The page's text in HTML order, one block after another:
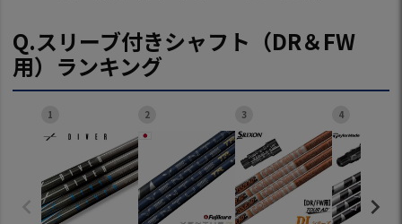
Q.スリーブ付きシャフト（DR＆FW
用）ランキング
1 2 3 4
Ｑ．在庫なし商品の表示
Ｑ．価格帯（税別）